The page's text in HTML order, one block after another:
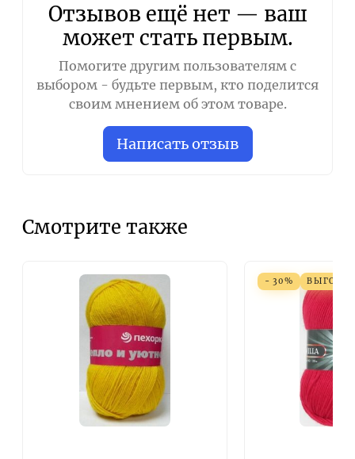
Отзывов ещё нет — ваш
может стать первым.
Помогите другим пользователям с
выбором - будьте первым, кто поделится
своим мнением об этом товаре.
Написать отзыв
Смотрите также
- 30% ВЫГОДА